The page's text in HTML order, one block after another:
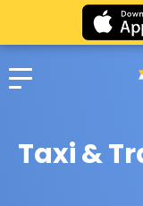
Taxi &